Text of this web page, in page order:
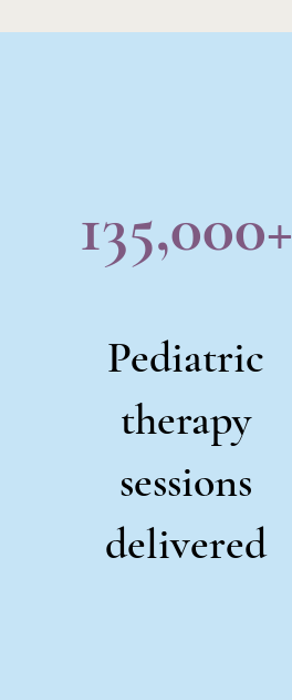
135,000+
Pediatric
therapy
sessions
delivered